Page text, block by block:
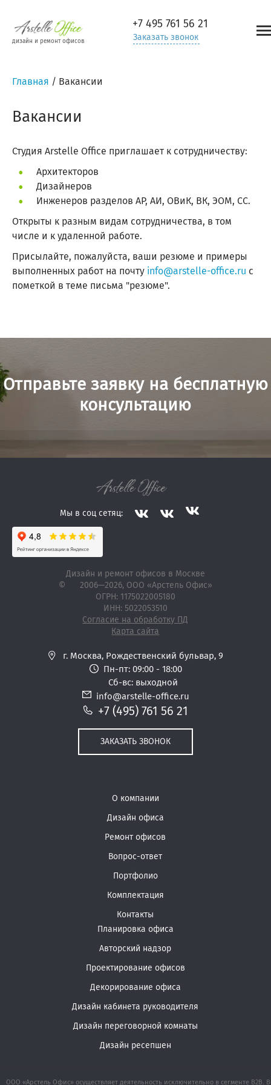
дизайн и ремонт офисов
+7 495761 56 21
Заказать звонок
Главная / Вакансии
Вакансии
Студия Arstelle Office приглашает к сотрудничеству:
Архитекторов
Дизайнеров
Инженеров разделов АР, АИ, ОВиК, ВК, ЭОМ, СС.
Открыты к разным видам сотрудничества, в том
числе и к удаленной работе.
Присылайте, пожалуйста, ваши резюме и примеры
выполненных работ на почту info@arstelle-office.ru с
пометкой в теме письма "резюме".
Отправьте заявку на бесплатную
консультацию
Мы в соц сетяц:
Дизайн и ремонт офисов в Москве
©
2006—2026, ООО «Арстель Офис»
ОГРН: 1175022005180
ИНН: 5022053510
Согласие на обработку ПД
Карта сайта
О компании
Дизайн офиса
Ремонт офисов
Вопрос-ответ
Портфолио
Комплектация
Контакты
Планировка офиса
Авторский надзор
Проектирование офисов
Декорирование офиса
Дизайн кабинета руководителя
Дизайн переговорной комнаты
Дизайн ресепшен
г. Москва, Рождественский бульвар, 9
Пн-пт: 09:00 - 18:00
Сб-вс: выходной
info@arstelle-office.ru
+7 (495) 761 56 21
ЗАКАЗАТЬ ЗВОНОК
ООО «Арстель Офис» осуществляет деятельность исключительно в сегменте B2B.